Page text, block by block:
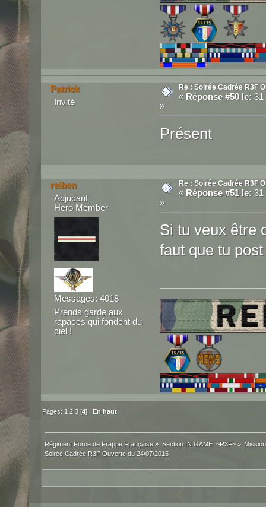
Patrick
Invité
Re : Soirée Cadrée R3F
« Réponse #50 le:31
»
Présent
reiben
Adjudant
Hero Member
Messages: 4018
Prends garde aux
rapaces qui fondent du
ciel !
Re : Soirée Cadrée R3F
« Réponse #51 le:31
»
Si tu veux être
faut que tu
Pages: 1 2 3 [4] En haut
Régiment Force de Frappe Française » Section IN GAME  ~R3F~»
Soirée Cadrée R3F Ouverte du 24/07/2015